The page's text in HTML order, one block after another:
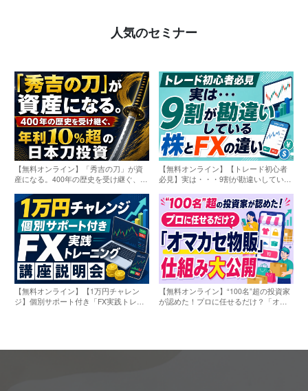
人気のセミナー
【無料オンライン】「秀吉の刀」が資
産になる。400年の歴史を受け継ぐ、年
日〕
【無料オンライン】【トレード初心者
必見】実は・・・9割が勘違いしている
【無料オンライン】【1万円チャレン
ジ】個別サポート付き「FX実践トレー
【無料オンライン】“100名”超の投資家
が認めた！プロに任せるだけ？「オマ